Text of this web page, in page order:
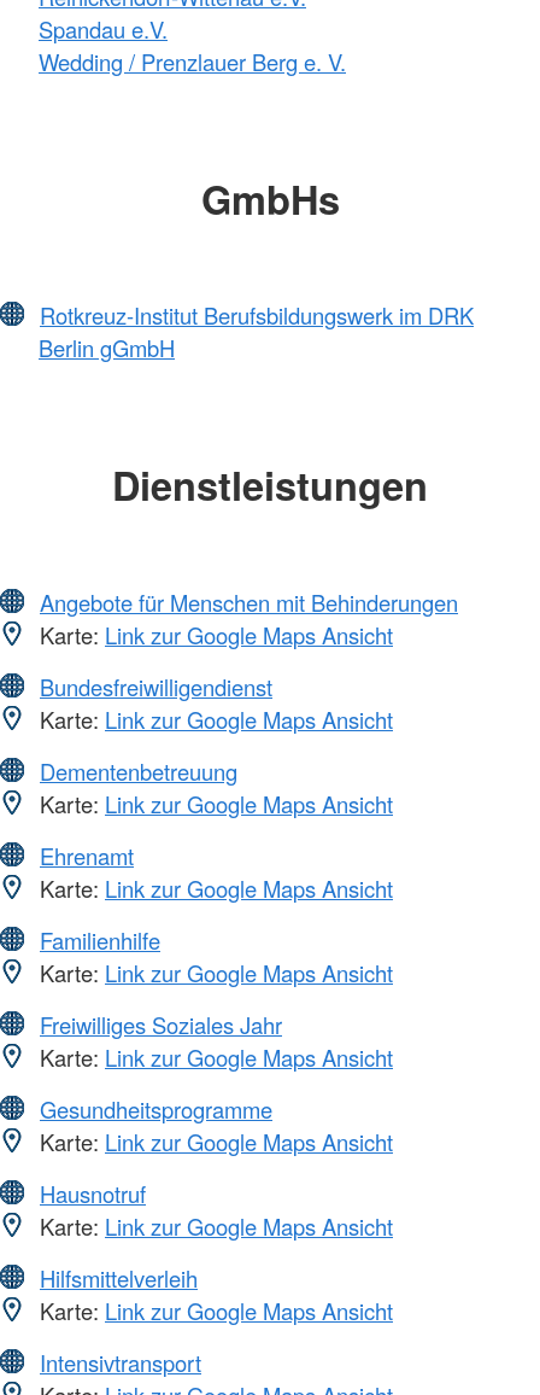
Spandau e.V.
Wedding / Prenzlauer Berg e. V.
GmbHs
Rotkreuz-Institut Berufsbildungswerk im DRK
Berlin gGmbH
Dienstleistungen
Angebote für Menschen mit Behinderungen
Karte: Link zur Google Maps Ansicht
Bundesfreiwilligendienst
Karte: Link zur Google Maps Ansicht
Dementenbetreuung
Karte: Link zur Google Maps Ansicht
Ehrenamt
Karte: Link zur Google Maps Ansicht
Familienhilfe
Karte: Link zur Google Maps Ansicht
Freiwilliges Soziales Jahr
Karte: Link zur Google Maps Ansicht
Gesundheitsprogramme
Karte: Link zur Google Maps Ansicht
Hausnotruf
Karte: Link zur Google Maps Ansicht
Hilfsmittelverleih
Karte: Link zur Google Maps Ansicht
Intensivtransport